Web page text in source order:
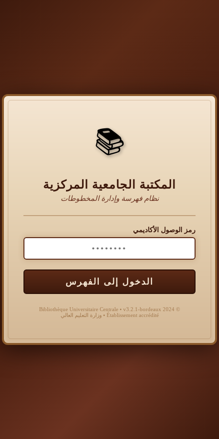
📚
المكتبة الجامعية المركزية
نظام فهرسة وإدارة المخطوطات
رمز الوصول الأكاديمي
الدخول إلى الفهرس
© 2024 Bibliothèque Universitaire Centrale • v3.2.1-bordeaux
Établissement accrédité • وزارة التعليم العالي